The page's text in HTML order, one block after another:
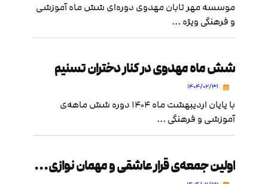
موسسه مهر تابان مهدوی دوره‌ای شش ماه آموزشی
و فرهنگی ویژه ...
شش ماه مهدوی در کنار دختران تسنیم
۱۴۰۴/۰۲/۳۱
با پایان اردیبهشت ماه ۱۴۰۴ دوره شش ماهه‌ی
آموزشی و فرهنگی ...
اولین جمعه‌ی قرار عاشقی و مهمان نوازی حضرت رقیه سلام الله علیها